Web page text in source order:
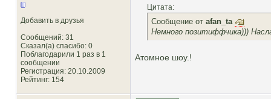
Добавить в друзья
Сообщений: 31
Сказал(а) спасибо: 0
Поблагодарили 1 раз в 1
сообщении
Регистрация: 20.10.2009
Рейтинг: 154
Цитата:
Сообщение от afan_ta
Немного позитиффчика)))
Атомное шоу.!